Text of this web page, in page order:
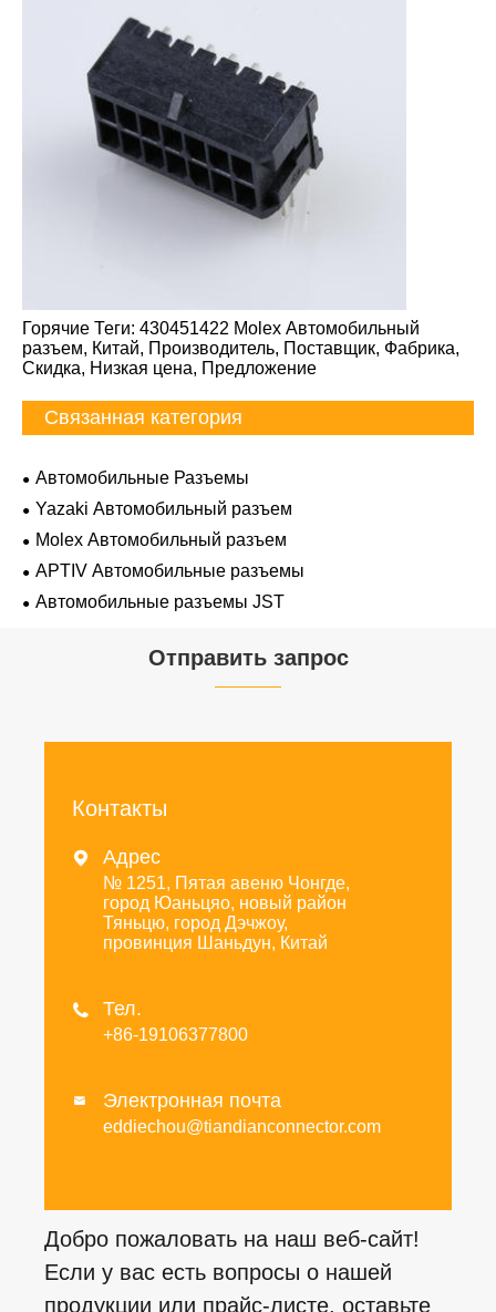
Горячие Теги: 430451422 Molex Автомобильный
разъем, Китай, Производитель, Поставщик, Фабрика,
Скидка, Низкая цена, Предложение
Связанная категория
Автомобильные Разъемы
Yazaki Автомобильный разъем
Molex Автомобильный разъем
APTIV Автомобильные разъемы
Автомобильные разъемы JST
Отправить запрос
Контакты
 Адрес
№ 1251, Пятая авеню Чонгде,
город Юаньцяо, новый район
Тяньцю, город Дэчжоу,
провинция Шаньдун, Китай
 Тел.
+86-19106377800
 Электронная почта
eddiechou@tiandianconnector.com
Добро пожаловать на наш веб-сайт!
Если у вас есть вопросы о нашей
продукции или прайс-листе, оставьте